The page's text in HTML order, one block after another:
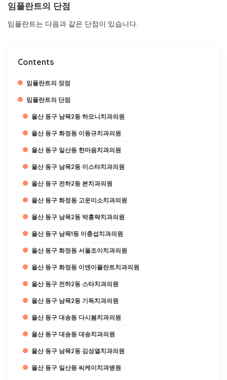
임플란트의 단점
임플란트는 다음과 같은 단점이 있습니다.
Contents
임플란트의 장점
임플란트의 단점
울산 동구 남목2동 하모니치과의원
울산 동구 화정동 이동규치과의원
울산 동구 일산동 한마음치과의원
울산 동구 남목2동 이스타치과의원
울산 동구 전하2동 본치과의원
울산 동구 화정동 고운미소치과의원
울산 동구 남목2동 박홍락치과의원
울산 동구 남목1동 이충섭치과의원
울산 동구 화정동 서울조이치과의원
울산 동구 화정동 이앤이플란트치과의원
울산 동구 전하2동 스타치과의원
울산 동구 남목2동 기독치과의원
울산 동구 대송동 다시봄치과의원
울산 동구 대송동 대송치과의원
울산 동구 남목2동 김성열치과의원
울산 동구 일산동 씨케이치과병원